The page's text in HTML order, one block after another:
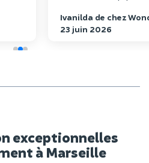
disponible pour
moindres besoins
Ivanilda de chez
23 juin 2026
exceptionnelles
à Marseille